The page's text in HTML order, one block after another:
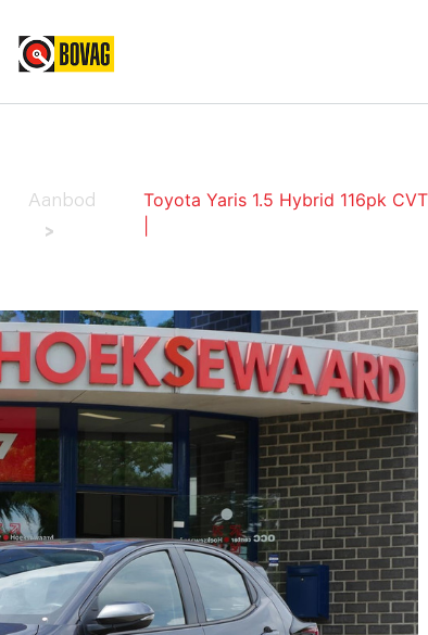
Aanbod
>
Toyota Yaris 1.5 Hybrid 116pk